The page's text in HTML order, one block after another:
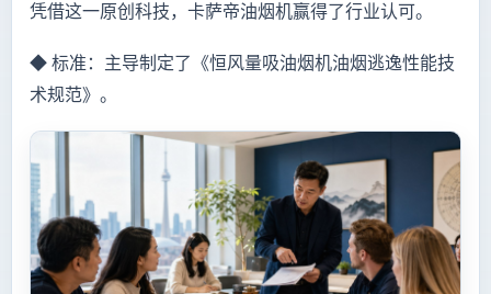
凭借这一原创科技，卡萨帝油烟机赢得了行业认可。
◆ 标准：主导制定了《恒风量吸油烟机油烟逃逸性能技
术规范》。